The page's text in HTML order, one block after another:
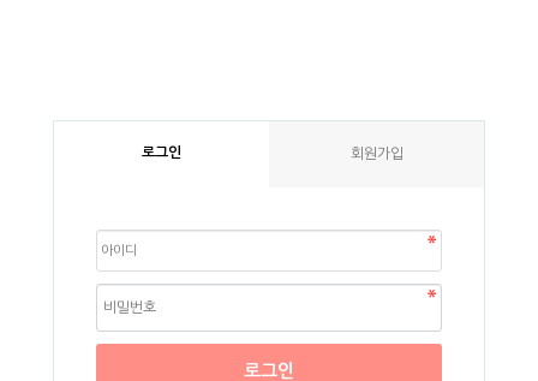
로그인 회원가입
로그인